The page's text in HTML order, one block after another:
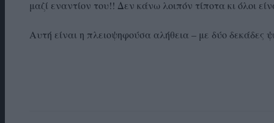
μαζί εναντίον του!! Δεν κάνω λοιπόν τίποτα κι όλοι
Αυτή είναι η πλειοψηφούσα αλήθεια – με δύο